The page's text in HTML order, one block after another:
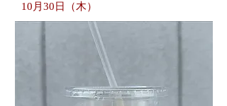
10月30日（木）